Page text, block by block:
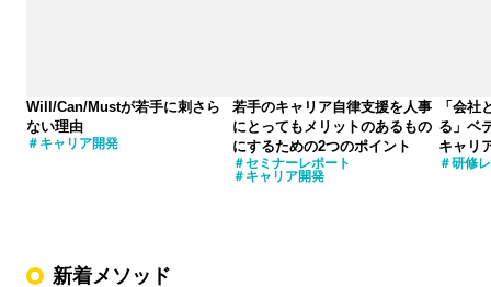
Will/Can/Mustが若手に刺さら
ない理由
キャリア開発
若手のキャリア自律支援を人事
にとってもメリットのあるもの
にするための2つのポイント
セミナーレポート
キャリア開発
「会社
る」ベ
キャリ
研修
新着メソッド